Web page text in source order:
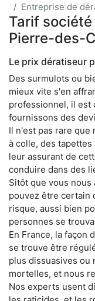
Entreprise de
Tarif
Pierre-des-
Le prix dératiseur
Des surmulots ou
mieux vite s'en
professionnel, il est
fournissons des
Il n'est pas rare
à colle, des
leur assurant de
conduire dans des
Sitôt que vous
pouvez être certain
risque, aussi bien
personnes se
En France, la façon
se trouve être
plus dissuasives ou
mortelles, et nous
Nos experts usent